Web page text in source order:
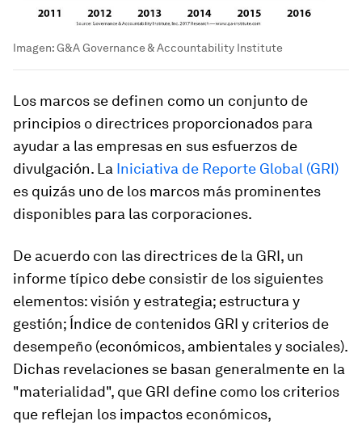
Imagen: G&A Governance & Accountability Institute
Los marcos se definen como un conjunto de
principios o directrices proporcionados para
ayudar a las empresas en sus esfuerzos de
divulgación. La Iniciativa de Reporte Global (GRI)
es quizás uno de los marcos más prominentes
disponibles para las corporaciones.
De acuerdo con las directrices de la GRI, un
informe típico debe consistir de los siguientes
elementos: visión y estrategia; estructura y
gestión; Índice de contenidos GRI y criterios de
desempeño (económicos, ambientales y sociales).
Dichas revelaciones se basan generalmente en la
"materialidad", que GRI define como los criterios
que reflejan los impactos económicos,